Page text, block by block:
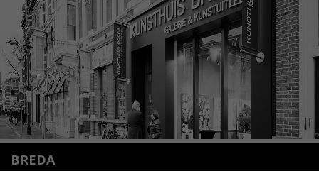
Lees meer
BREDA